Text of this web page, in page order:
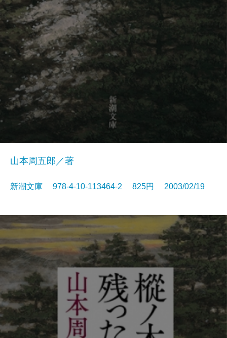
山本周五郎／著
新潮文庫 978-4-10-113464-2 825円 2003/02/19